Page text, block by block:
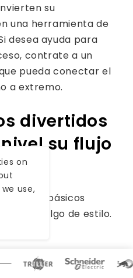
su
una herramienta de
desea ayuda para
contrate a un
pueda conectar el
a extremo.
divertidos
su flujo
básicos
agregar algo de estilo.
hacer tu
y más útil para
on
use,